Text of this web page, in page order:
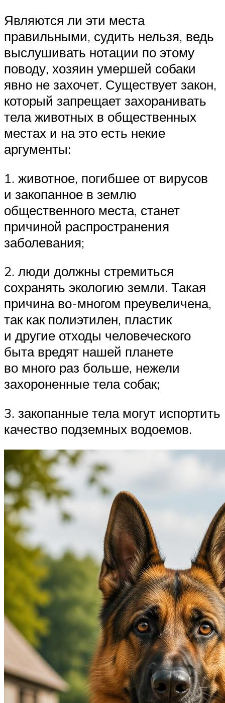
Являются ли эти места
правильными, судить нельзя, ведь
выслушивать нотации по этому
поводу, хозяин умершей собаки
явно не захочет. Существует закон,
который запрещает захоранивать
тела животных в общественных
местах и на это есть некие
аргументы:
1. животное, погибшее от вирусов
и закопанное в землю
общественного места, станет
причиной распространения
заболевания;
2. люди должны стремиться
сохранять экологию земли. Такая
причина во-многом преувеличена,
так как полиэтилен, пластик
и другие отходы человеческого
быта вредят нашей планете
во много раз больше, нежели
захороненные тела собак;
3. закопанные тела могут испортить
качество подземных водоемов.